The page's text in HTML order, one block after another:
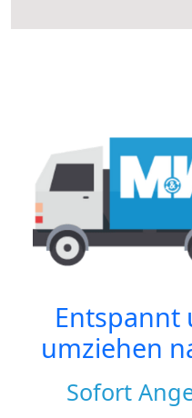
Entspannt
umziehen
Sofort